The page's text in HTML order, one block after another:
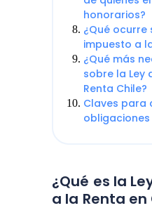
honorarios?
¿Qué ocurre
impuesto a
¿Qué más
sobre la Ley
Renta Chile?
Claves para
obligaciones
¿Qué es la
a la Renta en